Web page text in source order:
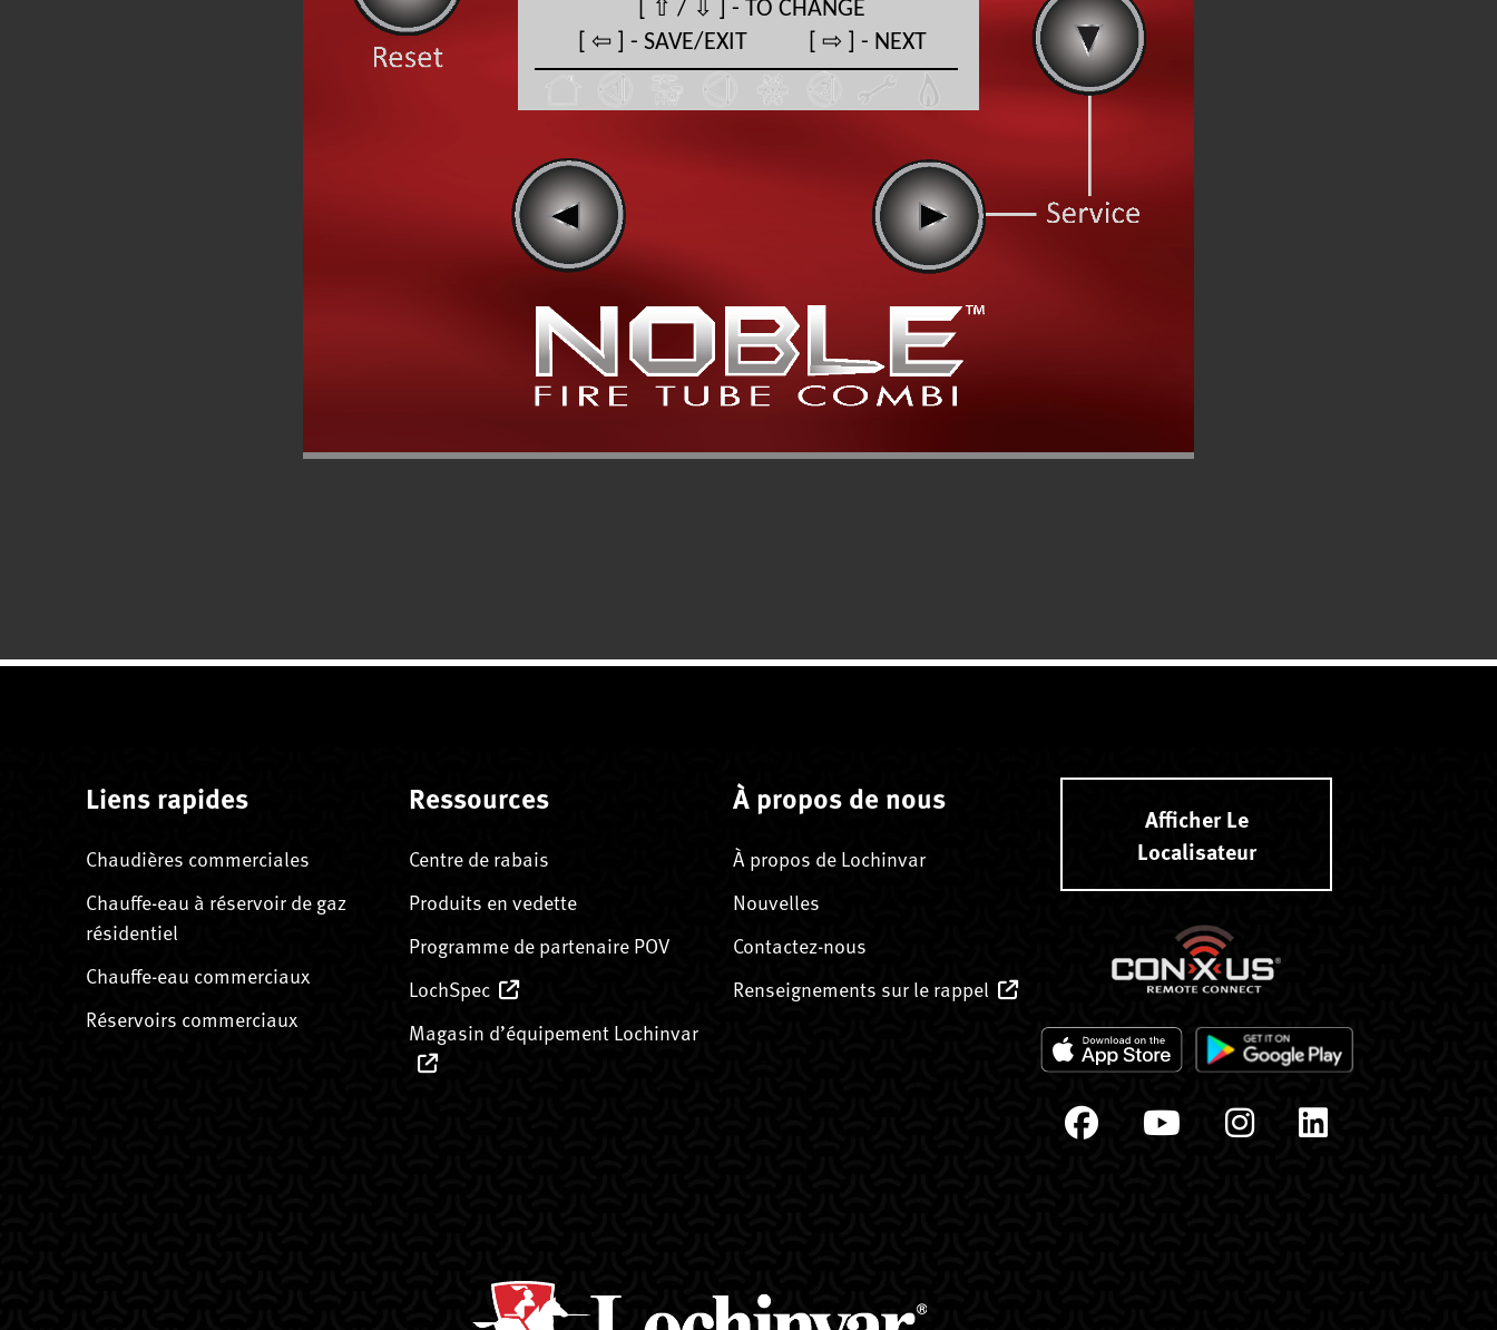
Liens rapides
Chaudières commerciales
Chauffe-eau à réservoir de gaz
résidentiel
Chauffe-eau commerciaux
Réservoirs commerciaux
Ressources
Centre de rabais
Produits en vedette
Programme de partenaire POV
LochSpec
Magasin d’équipement Lochinvar
À propos de nous
À propos de Lochinvar
Nouvelles
Contactez-nous
Renseignements sur le rappel
Afficher Le
Localisateur